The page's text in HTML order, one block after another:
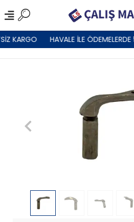
KARGO HAVALE İLE ÖDEMELERDE